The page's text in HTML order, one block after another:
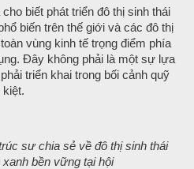
biết phát triển đô thị sinh thái
biến trên thế giới và các đô thị
vùng kinh tế trọng điểm phía
Đây không phải là một sự lựa
triển khai trong bối cảnh quỹ
kiệt.
sư chia sẻ về đô thị sinh thái
bền vững tại hội